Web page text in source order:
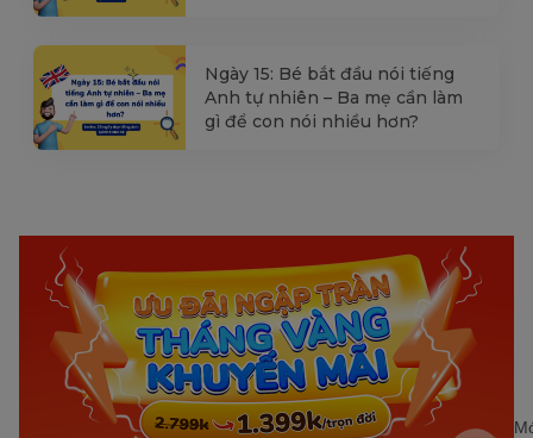
Ngày 15: Bé bắt đầu nói tiếng
Anh tự nhiên – Ba mẹ cần làm
gì để con nói nhiều hơn?